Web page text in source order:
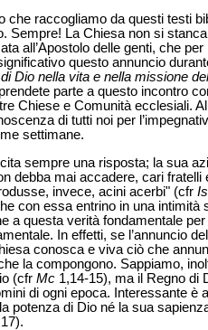
che raccogliamo da questi testi
Sempre! La Chiesa non si
all’Apostolo delle genti, che
questo annuncio
Dio nella vita e nella missione
parte a questo incontro
Chiese e Comunità ecclesiali.
di tutti noi per
settimane.
sempre una risposta; la sua
debba mai accadere, cari
invece, acini acerbi" (cfr Is
con essa entrino in una
a questa verità fondamentale
In effetti, se l’annuncio
conosca e viva ciò che
la compongono. Sappiamo,
(cfr Mc 1,14-15), ma il Regno di
di ogni epoca. Interessante
potenza di Dio né la sua